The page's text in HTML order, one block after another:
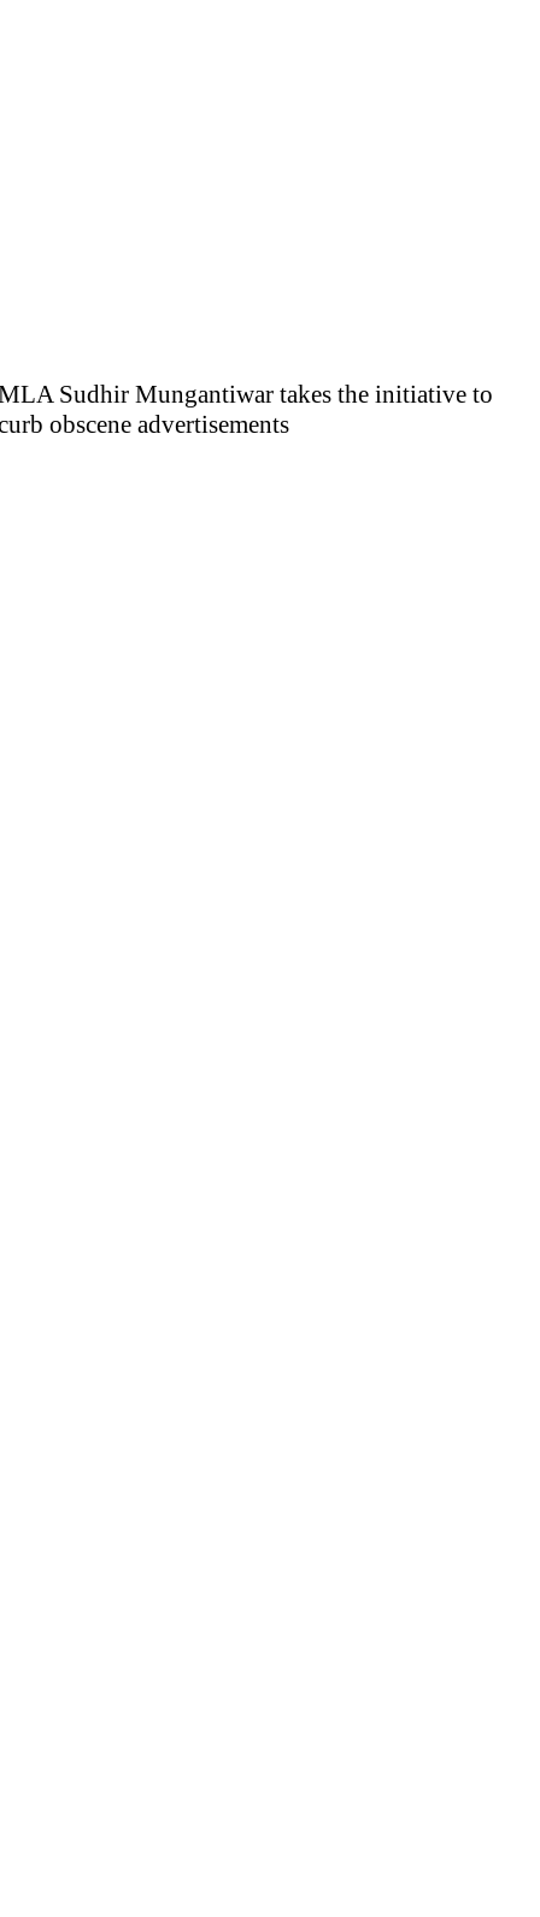
Sudhir Mungantiwar takes the initiative to
obscene advertisements